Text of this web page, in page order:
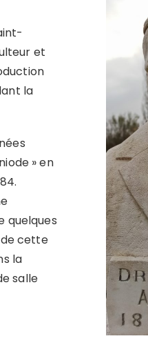
et
la
» en
quelques
de cette
la
salle